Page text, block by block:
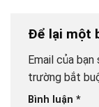
Để lại một
Email của
trường bắt
Bình luận *